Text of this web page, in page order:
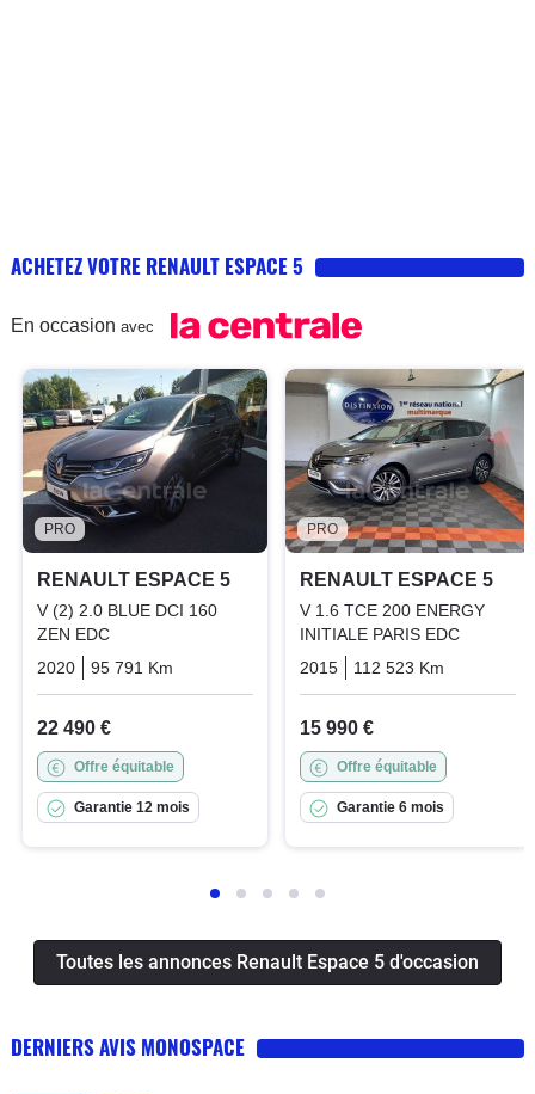
ACHETEZ VOTRE RENAULT ESPACE 5
En occasion avec
PRO
RENAULT ESPACE 5
V (2) 2.0 BLUE DCI 160
ZEN EDC
2020
95 791 Km Diesel
22 490 €
Offre équitable
Garantie 12 mois
PRO
RENAULT ESPACE 5
V 1.6 TCE 200 ENERGY
INITIALE PARIS EDC
2015
112 523 Km
15 990 €
Offre équitable
Garantie 6 mois
Toutes les annonces Renault Espace 5 d'occasion
DERNIERS AVIS MONOSPACE